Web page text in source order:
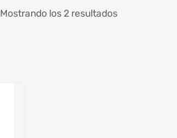
Mostrando los 2 resultados